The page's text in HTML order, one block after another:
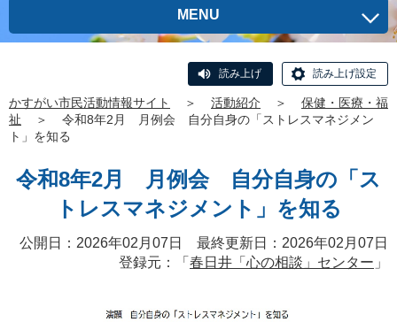
MENU
読み上げ 読み上げ設定
かすがい市民活動情報サイト ＞ 活動紹介 ＞
保健・医療・福
祉
＞
令和8年2月 月例会 自分自身の「ストレスマネジメン
ト」を知る
令和8年2月 月例会 自分自身の「ス
トレスマネジメント」を知る
公開日：2026年02月07日 最終更新日：2026年02月07日
登録元：「 春日井「心の相談」センター 」